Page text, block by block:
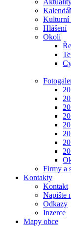
Kulturní
Hlášení
Okolí
Firmy a
Kontakty
Kontakt
Napište
Odkazy
Inzerce
Mapy obce